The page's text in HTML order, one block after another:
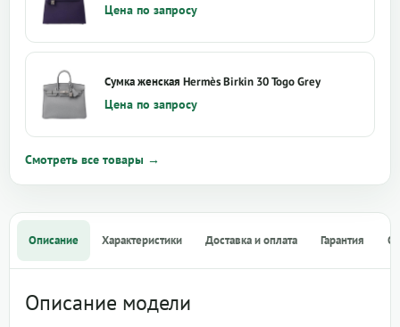
Цена по запросу
Сумка женская Hermès Birkin 30 Togo Grey
Цена по запросу
Смотреть все товары →
Описание Характеристики Доставка и оплата Гарантия
Описание модели